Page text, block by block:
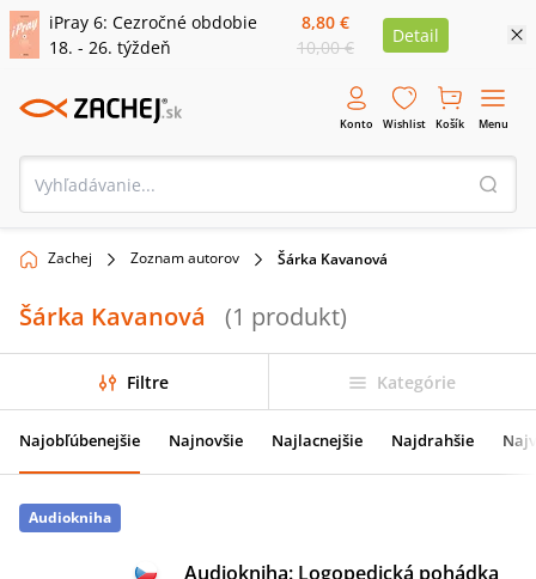
iPray 6: Cezročné obdobie
18. - 26. týždeň
8,80 €
10,00 €
Detail
Konto Wishlist Košík Menu
Zachej Zoznam autorov Šárka Kavanová
Šárka Kavanová (1 produkt)
Filtre Kategórie
Najobľúbenejšie Najnovšie Najlacnejšie Najdrahšie
Audiokniha
Audiokniha: Logopedická pohádka